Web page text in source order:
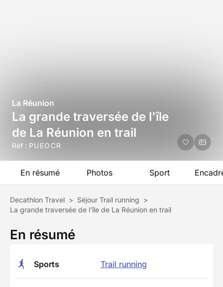
La Réunion
La grande traversée de l'île
de La Réunion en trail
Réf : PUEOCR
En résumé Photos Sport
Decathlon Travel > Séjour Trail running >
La grande traversée de l'île de La Réunion en trail
En résumé
Sports Trail running